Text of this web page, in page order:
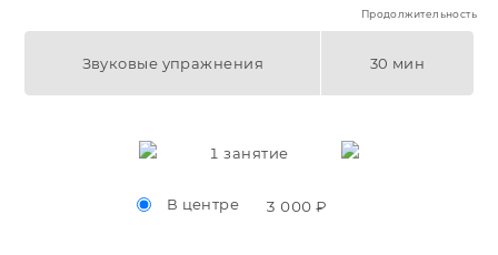
Продолжительность
Звуковые упражнения 30 мин
1 занятие
В центре 3 000 ₽